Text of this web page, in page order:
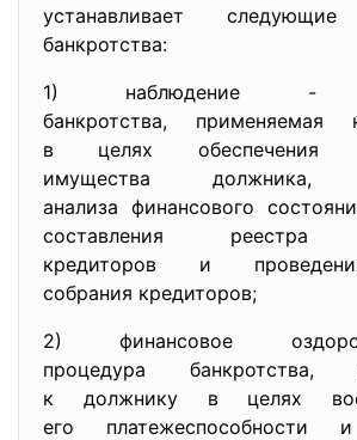
устанавливает
банкротства:
1) наблюдение -
банкротства,
в целях обеспечения
имущества должника,
анализа финансового
составления
кредиторов и
собрания кредиторов;
2) финансовое
процедура банкротства,
к должнику в целях
его платежеспособности